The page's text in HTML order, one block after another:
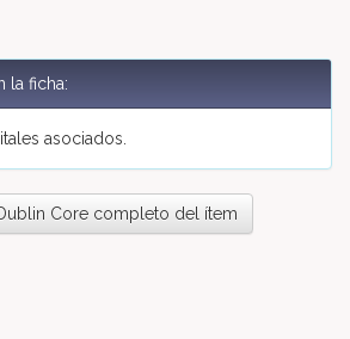
la ficha:
asociados.
Core completo del ítem